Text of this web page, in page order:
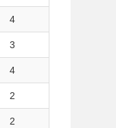
4
3
4
2
2